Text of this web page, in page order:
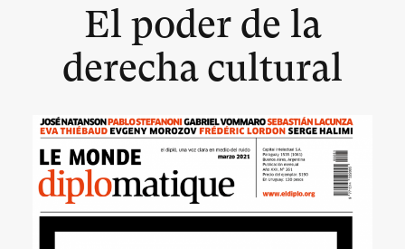
El poder de la
derecha cultural